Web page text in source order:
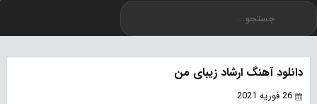
دانلود آهنگ ارشاد زیبای من
26 فوریه 2021